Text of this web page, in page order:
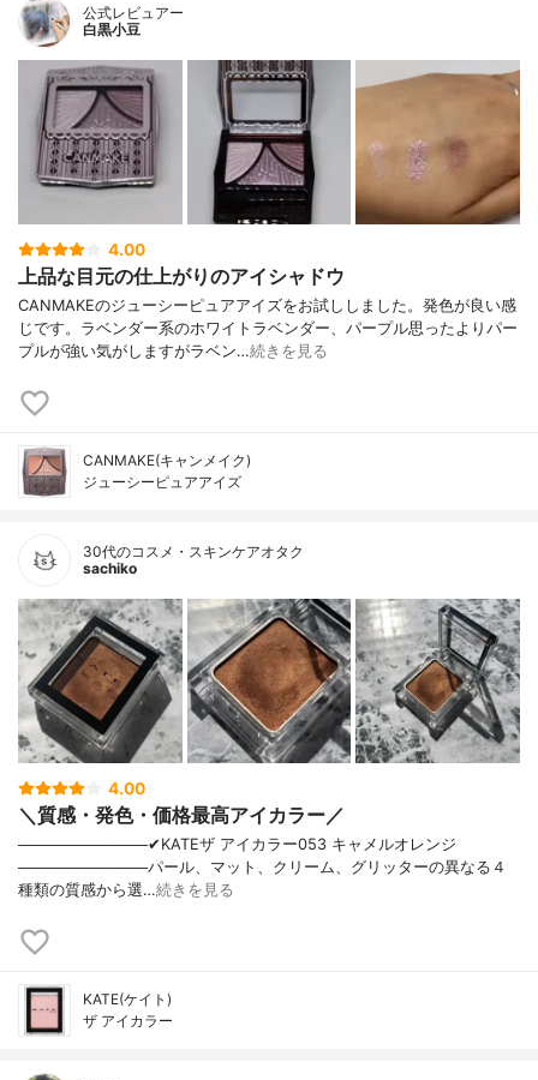
公式レビュアー
白黒小豆
4.00
上品な目元の仕上がりのアイシャドウ
CANMAKEのジューシーピュアアイズをお試ししました。発色が良い感
じです。ラベンダー系のホワイトラベンダー、パープル思ったよりパー
プルが強い気がしますがラベン…続きを見る
CANMAKE(キャンメイク)
ジューシーピュアアイズ
30代のコスメ・スキンケアオタク
sachiko
4.00
＼質感・発色・価格最高アイカラー／
────────────✔︎KATEザ アイカラー053 キャメルオレンジ
────────────パール、マット、クリーム、グリッターの異なる４
種類の質感から選…続きを見る
KATE(ケイト)
ザ アイカラー